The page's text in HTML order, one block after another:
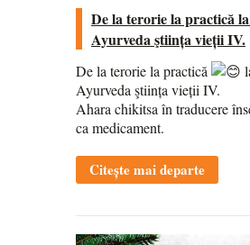
De la terorie la practică
Ayurveda ştiința vieții IV.
De la terorie la practică
Ayurveda ştiința vieții IV.
Ahara chikitsa în traducere
ca medicament.
Citește mai departe